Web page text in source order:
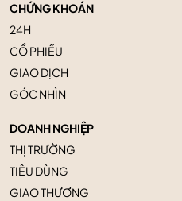
CHỨNG KHOÁN
24H
CỔ PHIẾU
GIAO DỊCH
GÓC NHÌN
DOANH NGHIỆP
THỊ TRƯỜNG
TIÊU DÙNG
GIAO THƯƠNG